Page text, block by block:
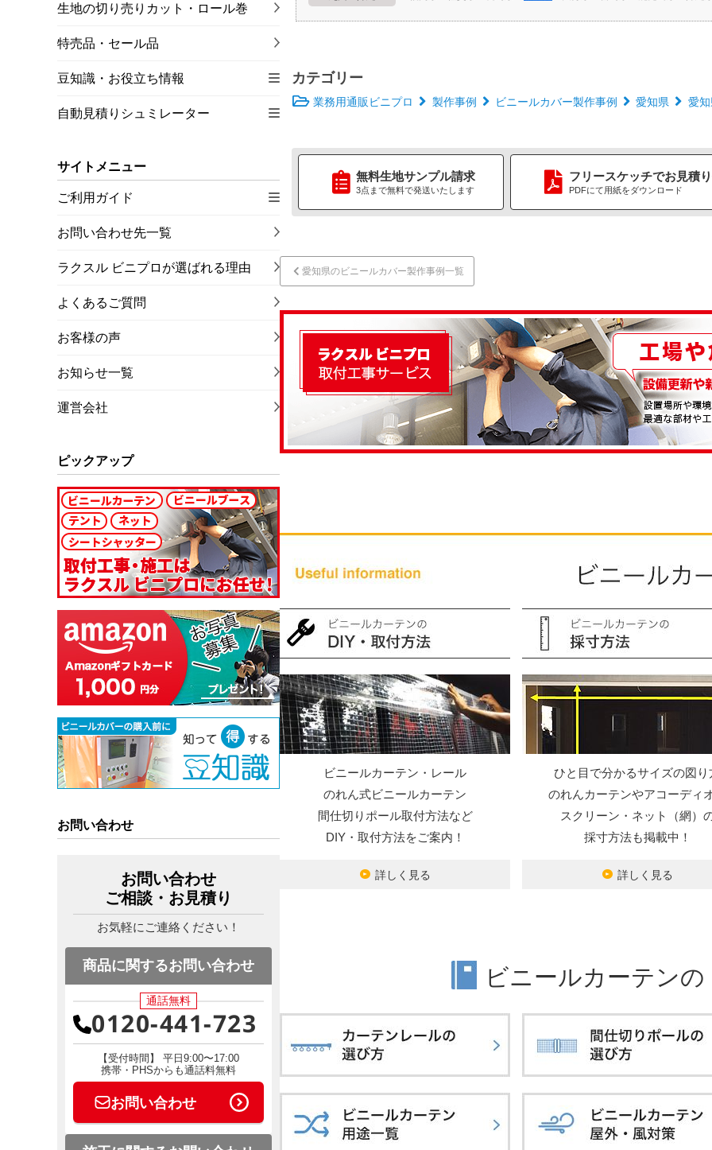
カテゴリー
業務用通販ビニプロ 製作事例 ビニールカバー製作事例 愛知県 愛
無料生地サンプル請求
3点まで無料で発送いたします
フリースケッチでお見積
PDFにて用紙をダウンロード
愛知県のビニールカバー製作事例一覧
ビニールカーテン・レール
のれん式ビニールカーテン
間仕切りポール取付方法など
DIY・取付方法をご案内！
詳しく見る
ひと目で分かるサイズの図り
のれんカーテンやアコーディ
スクリーン・ネット（網）
採寸方法も掲載中！
詳しく見る
ビニールカーテンの
生地の切り売りカット・ロール巻
特売品・セール品
豆知識・お役立ち情報
自動見積りシュミレーター
サイトメニュー
ご利用ガイド
お問い合わせ先一覧
ラクスル ビニプロが選ばれる理由
よくあるご質問
お客様の声
お知らせ一覧
運営会社
ピックアップ
お問い合わせ
お問い合わせ
ご相談・お見積り
お気軽にご連絡ください！
商品に関するお問い合わせ
通話無料
0120-441-723
【受付時間】 平日9:00〜17:00
携帯・PHSからも通話料無料
お問い合わせ